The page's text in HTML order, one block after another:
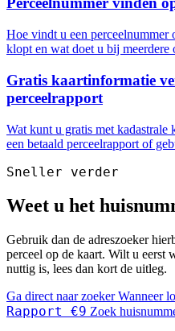
Hoe vindt u een perceelnummer
klopt en wat doet u bij
Gratis kaartinformatie
perceelrapport
Wat kunt u gratis met
een betaald perceelrapport of
Sneller verder
Weet u het
Gebruik dan de adreszoeker
perceel op de kaart. Wilt u eerst
nuttig is, lees dan kort de uitleg.
Ga direct naar zoekerWanneer
Rapport €9 Zoek